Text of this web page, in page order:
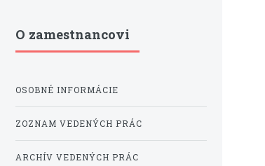
O zamestnancovi
OSOBNÉ INFORMÁCIE
ZOZNAM VEDENÝCH PRÁC
ARCHÍV VEDENÝCH PRÁC